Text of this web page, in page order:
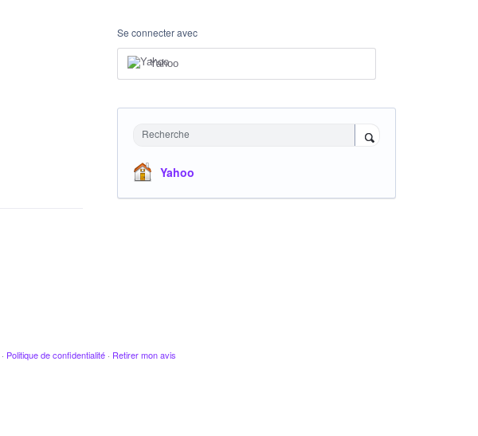
Se connecter avec
Yahoo
Recherche
Yahoo
· Politique de confidentialité · Retirer mon avis